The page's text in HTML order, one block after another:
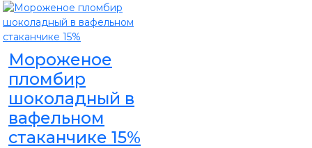
Мороженое
пломбир
шоколадный в
вафельном
стаканчике 15%